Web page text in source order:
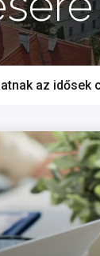
az idősek